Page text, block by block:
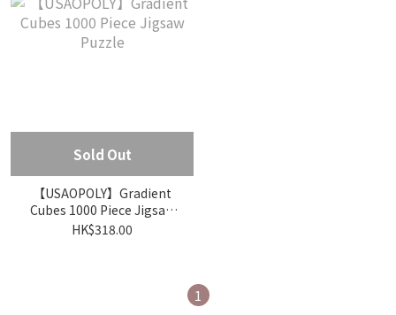
Sold Out
【USAOPOLY】Gradient
Cubes 1000 Piece Jigsaw
Puzzle
HK$318.00
1